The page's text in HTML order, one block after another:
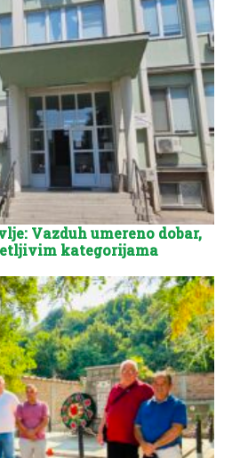
Vazduh umereno dobar,
kategorijama